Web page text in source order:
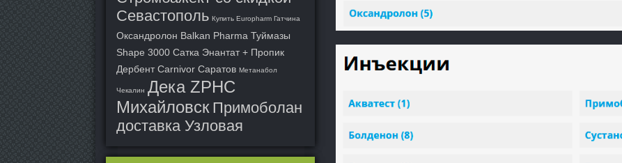
Севастополь Купить Europharm Гатчина
Оксандролон Balkan Pharma Туймазы
Shape 3000 Сатка Энантат + Пропик
Дербент Carnivor Саратов Метанабол
Чекалин Дека ZPHC
Михайловск Примоболан
доставка Узловая